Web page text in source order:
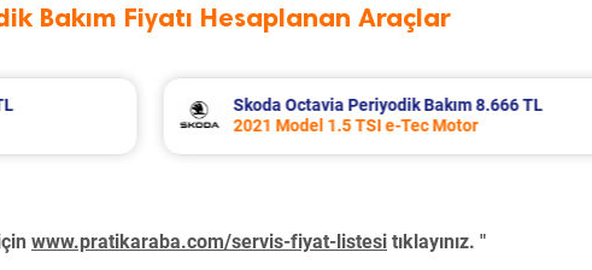
Bakım Fiyatı Hesaplanan Araçlar
TL
Renault Clio Periyodik Bakım 6.814 TL
2023 Model 1.0 Tce Motor
www.pratikaraba.com/servis-fiyat-listesi tıklayınız. "